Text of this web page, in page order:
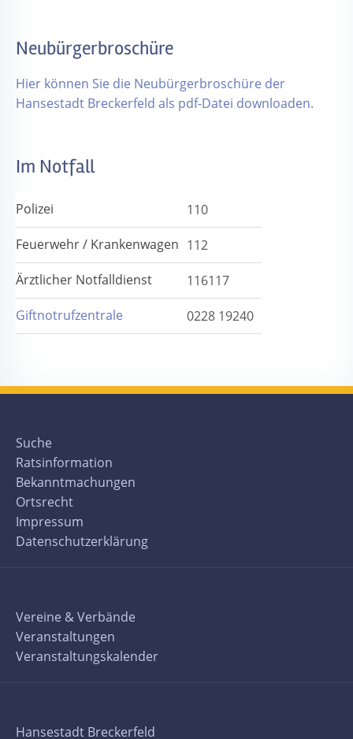
Neubürgerbroschüre
Hier können Sie die Neubürgerbroschüre der
Hansestadt Breckerfeld als pdf-Datei downloaden.
Im Notfall
Polizei
110
Feuerwehr / Krankenwagen 112
Ärztlicher Notfalldienst
116117
Giftnotrufzentrale
0228 19240
Suche
Ratsinformation
Bekanntmachungen
Ortsrecht
Impressum
Datenschutzerklärung
Vereine & Verbände
Veranstaltungen
Veranstaltungskalender
Hansestadt Breckerfeld